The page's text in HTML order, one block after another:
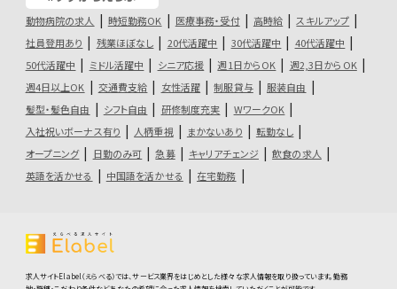
動物病院の求人 時短勤務OK 医療事務・受付 高時給
スキルアップ
社員登用あり
残業ほぼなし 20代活躍中 30代活躍中
40代活躍中
50代活躍中
ミドル活躍中 シニア応援 週1日からOK
週2,3日からOK
週4日以上OK
交通費支給 女性活躍 制服貸与
服装自由
髪型・髪色自由
シフト自由 研修制度充実
WワークOK
入社祝いボーナス有り
人柄重視 まかないあり
転勤なし
オープニング
日勤のみ可 急募 キャリアチェンジ
飲食の求人
英語を活かせる
中国語を活かせる 在宅勤務
求人サイトElabel（えらべる）では、サービス業界をはじめとした様々な求人情報を取り扱っています。勤務